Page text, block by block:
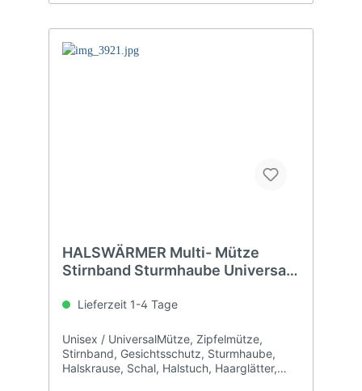
HALSWÄRMER Multi- Mütze
Stirnband Sturmhaube Universal
Lieferzeit 1-4 Tage
Unisex / UniversalMütze, Zipfelmütze,
Stirnband, Gesichtsschutz, Sturmhaube,
Halskrause, Schal, Halstuch, Haarglätter,